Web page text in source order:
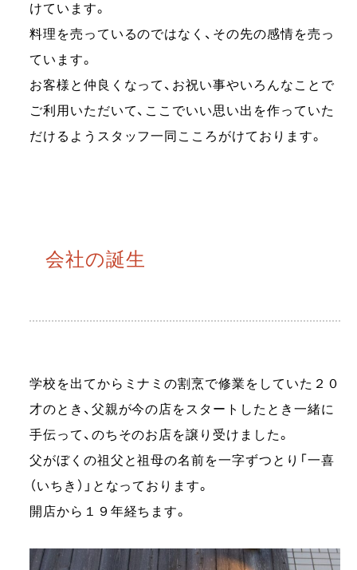
けています。
料理を売っているのではなく、その先の感情を売っ
ています。
お客様と仲良くなって、お祝い事やいろんなことで
ご利用いただいて、ここでいい思い出を作っていた
だけるようスタッフ一同こころがけております。
会社の誕生
学校を出てからミナミの割烹で修業をしていた２０
才のとき、父親が今の店をスタートしたとき一緒に
手伝って、のちそのお店を譲り受けました。
父がぼくの祖父と祖母の名前を一字ずつとり「一喜
（いちき）」となっております。
開店から１９年経ちます。